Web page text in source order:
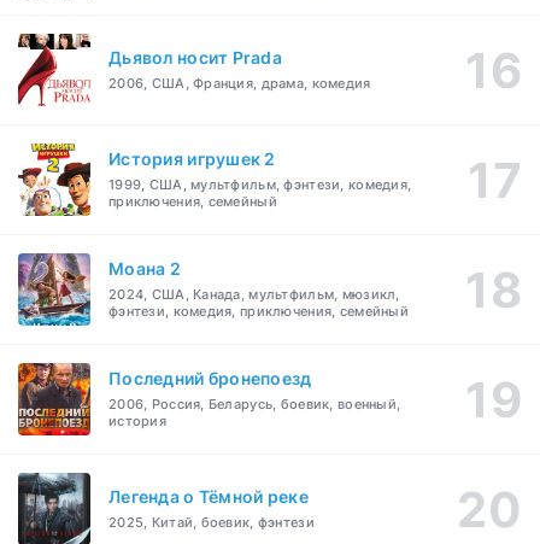
Дьявол носит Prada
2006, США, Франция, драма, комедия
История игрушек 2
1999, США, мультфильм, фэнтези, комедия,
приключения, семейный
Моана 2
2024, США, Канада, мультфильм, мюзикл,
фэнтези, комедия, приключения, семейный
Последний бронепоезд
2006, Россия, Беларусь, боевик, военный,
история
Легенда о Тёмной реке
2025, Китай, боевик, фэнтези